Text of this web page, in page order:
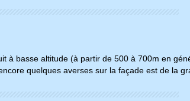
à basse altitude (à partir de 500 à 700m en
quelques averses sur la façade est de la